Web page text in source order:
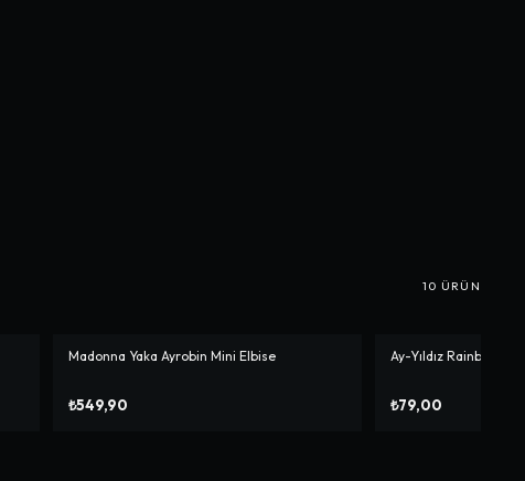
10 ÜRÜN
Madonna Yaka Ayrobin Mini Elbise
₺549,90
Ay-Yıldız Rainbow
₺79,00